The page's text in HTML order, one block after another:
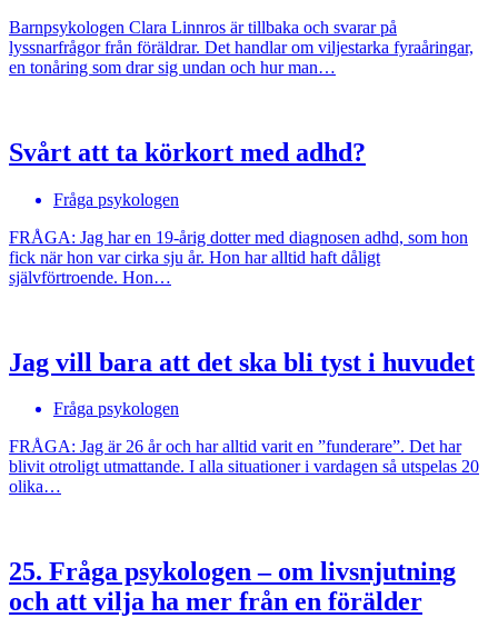
Barnpsykologen Clara Linnros är tillbaka och svarar på
lyssnarfrågor från föräldrar. Det handlar om viljestarka fyraåringar,
en tonåring som drar sig undan och hur man…
Svårt att ta körkort med adhd?
Fråga psykologen
FRÅGA: Jag har en 19-årig dotter med diagnosen adhd, som hon
fick när hon var cirka sju år. Hon har alltid haft dåligt
självförtroende. Hon…
Jag vill bara att det ska bli tyst i huvudet
Fråga psykologen
FRÅGA: Jag är 26 år och har alltid varit en ”funderare”. Det har
blivit otroligt utmattande. I alla situationer i vardagen så utspelas 20
olika…
25. Fråga psykologen – om livsnjutning
och att vilja ha mer från en förälder